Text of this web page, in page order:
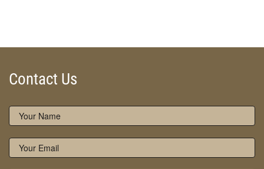
Contact Us